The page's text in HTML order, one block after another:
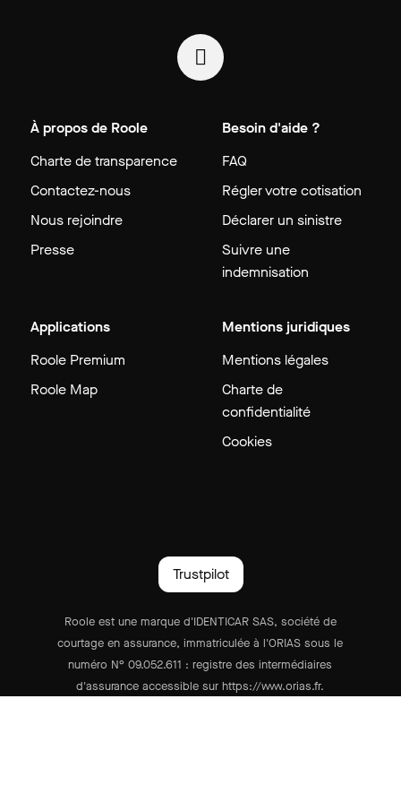
À propos de Roole
Charte de transparence
Contactez-nous
Nous rejoindre
Presse
Besoin d'aide ?
FAQ
Régler votre cotisation
Déclarer un sinistre
Suivre une
indemnisation
Applications
Roole Premium
Roole Map
Mentions juridiques
Mentions légales
Charte de
confidentialité
Cookies
Trustpilot
Roole est une marque d'IDENTICAR SAS, société de
courtage en assurance, immatriculée à l'ORIAS sous le
numéro N° 09.052.611 : registre des intermédiaires
d'assurance accessible sur https://www.orias.fr.